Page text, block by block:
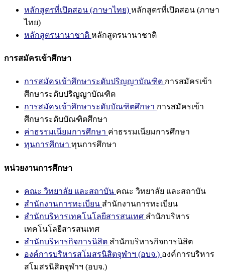
หลักสูตรที่เปิดสอน (ภาษาไทย) หลักสูตรที่เปิดสอน (ภาษา
ไทย)
หลักสูตรนานาชาติ หลักสูตรนานาชาติ
การสมัครเข้าศึกษา
การสมัครเข้าศึกษาระดับปริญญาบัณฑิต การสมัครเข้า
ศึกษาระดับปริญญาบัณฑิต
การสมัครเข้าศึกษาระดับบัณฑิตศึกษา การสมัครเข้า
ศึกษาระดับบัณฑิตศึกษา
ค่าธรรมเนียมการศึกษา ค่าธรรมเนียมการศึกษา
ทุนการศึกษา ทุนการศึกษา
หน่วยงานการศึกษา
คณะ วิทยาลัย และสถาบัน คณะ วิทยาลัย และสถาบัน
สำนักงานการทะเบียน สำนักงานการทะเบียน
สำนักบริหารเทคโนโลยีสารสนเทศ สำนักบริหาร
เทคโนโลยีสารสนเทศ
สำนักบริหารกิจการนิสิต สำนักบริหารกิจการนิสิต
องค์การบริหารสโมสรนิสิตจุฬาฯ (อบจ.) องค์การบริหาร
สโมสรนิสิตจุฬาฯ (อบจ.)